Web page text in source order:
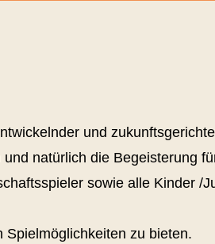
und
und natürlich die Begeisterung
sowie alle Kinder /
zu bieten.